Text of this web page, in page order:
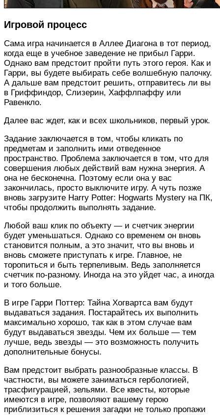
Игровой процесс
Сама игра начинается в Аллее Диагона в тот период,
когда еще в учебное заведение не прибыл Гарри.
Однако вам предстоит пройти путь этого героя. Как и
Гарри, вы будете выбирать себе волшебную палочку.
А дальше вам предстоит решить, отправитесь ли вы
в Гриффиндор, Слизерин, Хаффлпаффу или
Равенкло.
Далее вас ждет, как и всех школьников, первый урок.
Задание заключается в том, чтобы кликать по
предметам и заполнить ими отведенное
пространство. Проблема заключается в том, что для
совершения любых действий вам нужна энергия. А
она не бесконечна. Поэтому если она у вас
закончилась, просто выключите игру. А чуть позже
вновь загрузите Harry Potter: Hogwarts Mystery на ПК,
чтобы продолжить выполнять задание.
Любой ваш клик по объекту — и счетчик энергии
будет уменьшаться. Однако со временем он вновь
становится полным, а это значит, что вы вновь и
вновь сможете приступать к игре. Главное, не
торопиться и быть терпеливым. Ведь заполняется
счетчик по-разному. Иногда на это уйдет час, а иногда
и того больше.
В игре Гарри Поттер: Тайна Хогвартса вам будут
выдаваться задания. Постарайтесь их выполнить
максимально хорошо, так как в этом случае вам
будут выдаваться звезды. Чем их больше — тем
лучше, ведь звезды — это возможность получить
дополнительные бонусы.
Вам предстоит выбрать разнообразные классы. В
частности, вы можете заниматься гербологией,
трасфигурацией, зельями. Все квесты, которые
имеются в игре, позволяют вашему герою
приблизиться к решения загадки не только пропажи